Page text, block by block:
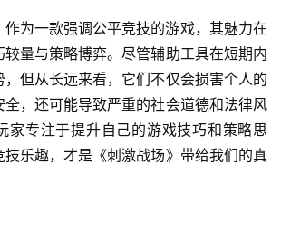
作为一款强调公平竞技的游戏，其魅力在
量与策略博弈。尽管辅助工具在短期内
但从长远来看，它们不仅会损害个人的
，还可能导致严重的社会道德和法律风
家专注于提升自己的游戏技巧和策略思
乐趣，才是《刺激战场》带给我们的真